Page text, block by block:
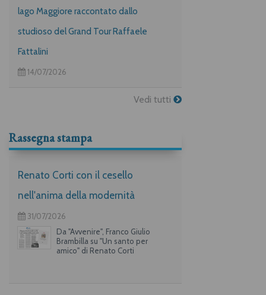
lago Maggiore raccontato dallo
studioso del Grand Tour Raffaele
Fattalini
14/07/2026
Vedi tutti
Rassegna stampa
Renato Corti con il cesello
nell'anima della modernità
31/07/2026
Da "Avvenire", Franco Giulio
Brambilla su "Un santo per
amico" di Renato Corti